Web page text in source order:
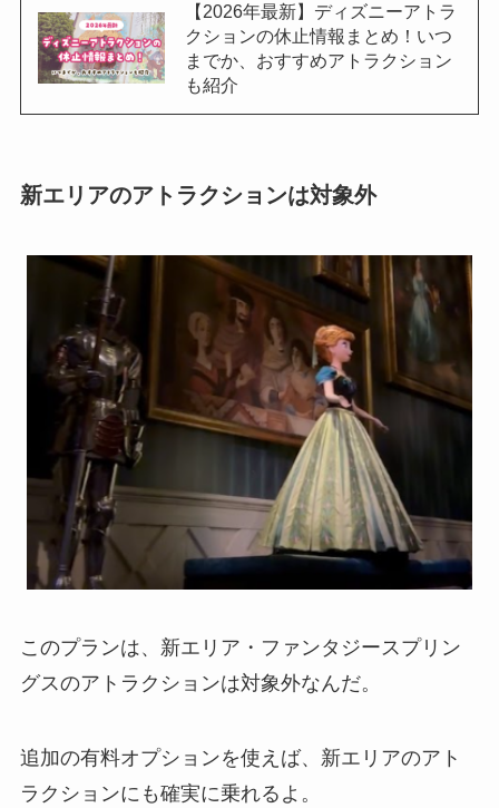
【2026年最新】ディズニーアトラ
クションの休止情報まとめ！いつ
までか、おすすめアトラクション
も紹介
新エリアのアトラクションは対象外
このプランは、新エリア・ファンタジースプリン
グスのアトラクションは対象外なんだ。
追加の有料オプションを使えば、新エリアのアト
ラクションにも確実に乗れるよ。